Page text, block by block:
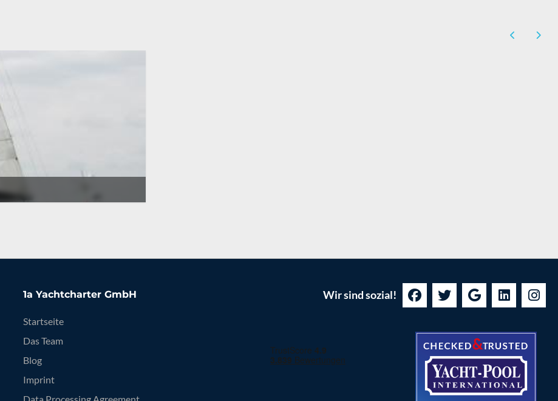
1a Yachtcharter GmbH
Startseite
Das Team
Blog
Imprint
Wir sind sozial!